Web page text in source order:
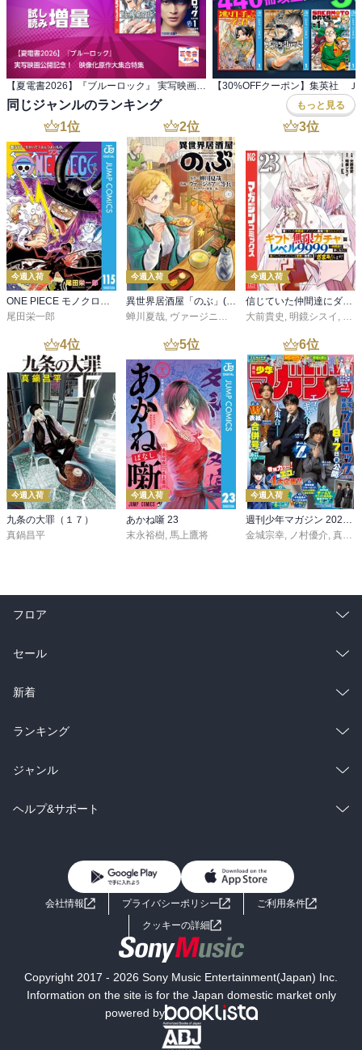
同じジャンルのランキング もっと見る
1位
今週入荷
ONE PIECE モノクロ版 115
尾田栄一郎
2位
今週入荷
異世界居酒屋「のぶ」(22)
蝉川夏哉, ヴァージニア二等兵 ,転
3位
今週入荷
信じていた仲間達にダンジョン奥地で殺されかけたがギフト『無限ガチャ』でレベル９９９９の仲間達を手に入れて元パーティーメンバーと世界に復讐＆『ざまぁ！』します！（２３）
大前貴史 , 明鏡シスイ , ｔ
4位
今週入荷
九条の大罪（１７）
真鍋昌平
5位
今週入荷
あかね噺 23
末永裕樹 馬上鷹将
6位
今週入荷
金城宗幸
ノ村優介 真島ヒロ
フロア
総合
ラノベ
雑誌・グラビア
BL・TL
セール
総合
ラノベ
雑誌・グラビア
BL・TL
新着
総合
ラノベ
雑誌・グラビア
ランキング
総合
ラノベ
ジャンル
コミック
ライトノベル 男子向けラノベ
小説
海外小説
ミステリー SF
文学
ヘルプ&サポート
よくあるご質問 お問い合わせ
会社情報 プライバシーポリシー
ご利用条件
クッキーの詳細
Copyright 2017 - 2026 Sony Music Entertainment(Japan) Inc.
Information on the site is for the Japan domestic market only
powered by